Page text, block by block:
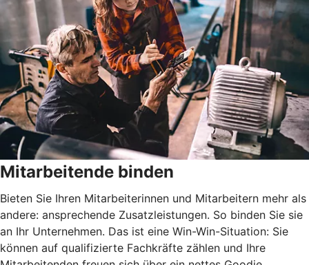
Mitarbeitende binden
Bieten Sie Ihren Mitarbeiterinnen und Mitarbeitern mehr als
andere: ansprechende Zusatzleistungen. So binden Sie sie
an Ihr Unternehmen. Das ist eine Win-Win-Situation: Sie
können auf qualifizierte Fachkräfte zählen und Ihre